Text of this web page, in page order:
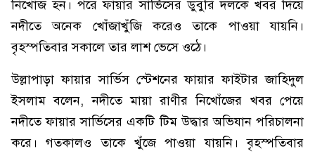
নিখোঁজ হন। পরে ফায়ার সার্ভিসের ডুবুরি দলকে খবর দিয়ে
নদীতে অনেক খোঁজাখুঁজি করেও তাকে পাওয়া যায়নি।
বৃহস্পতিবার সকালে তার লাশ ভেসে ওঠে।
উল্লাপাড়া ফায়ার সার্ভিস স্টেশনের ফায়ার ফাইটার জাহিদুল
ইসলাম বলেন, নদীতে মায়া রাণীর নিখোঁজের খবর পেয়ে
নদীতে ফায়ার সার্ভিসের একটি টিম উদ্ধার অভিযান পরিচালনা
করে। গতকালও তাকে খুঁজে পাওয়া যায়নি। বৃহস্পতিবার